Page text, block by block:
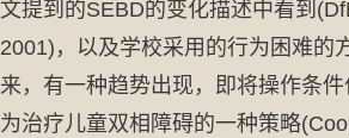
文提到的SEBD的变化描述中看到
2001)，以及学校采用的行为困难的
来，有一种趋势出现，即将操作条
为治疗儿童双相障碍的一种策略